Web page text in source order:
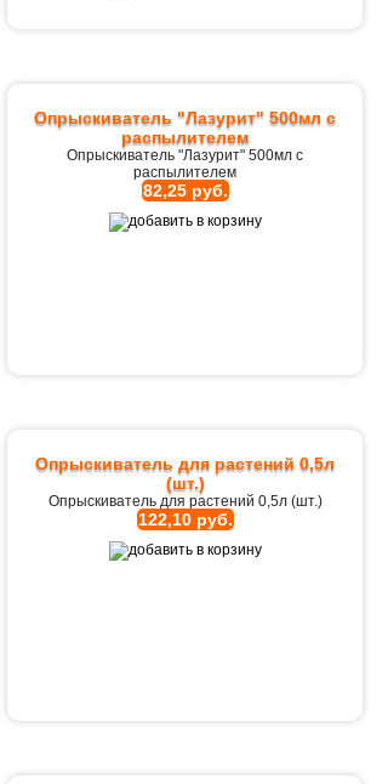
Опрыскиватель "Лазурит" 500мл с
распылителем
Опрыскиватель "Лазурит" 500мл с
распылителем
82,25 руб.
Опрыскиватель для растений 0,5л
(шт.)
Опрыскиватель для растений 0,5л (шт.)
122,10 руб.